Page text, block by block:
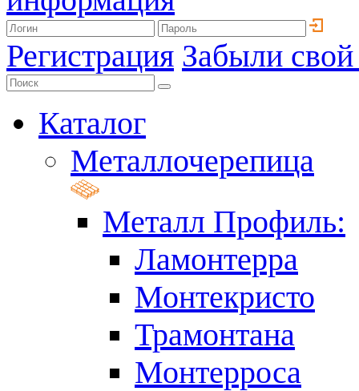
Регистрация Забыли
Каталог
Металлочерепица
Металл Профиль:
Ламонтерра
Монтекристо
Трамонтана
Монтерроса